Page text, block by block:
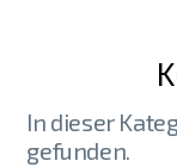
In dieser
gefunden.